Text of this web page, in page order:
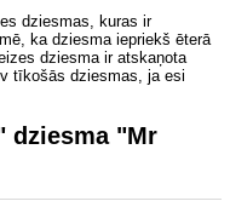
dziesmas, kuras ir
ka dziesma iepriekš ēterā
dziesma ir atskaņota
tīkošās dziesmas, ja esi
dziesma "Mr